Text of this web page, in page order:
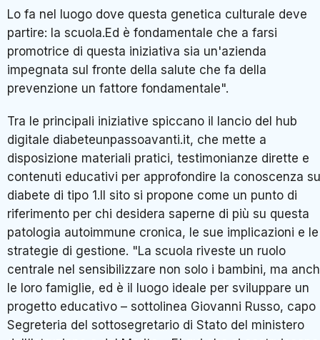
Lo fa nel luogo dove questa genetica culturale deve
partire: la scuola.Ed è fondamentale che a farsi
promotrice di questa iniziativa sia un'azienda
impegnata sul fronte della salute che fa della
prevenzione un fattore fondamentale".
Tra le principali iniziative spiccano il lancio del hub
digitale diabeteunpassoavanti.it, che mette a
disposizione materiali pratici, testimonianze dirette e
contenuti educativi per approfondire la conoscenza
diabete di tipo 1.Il sito si propone come un punto di
riferimento per chi desidera saperne di più su questa
patologia autoimmune cronica, le sue implicazioni e le
strategie di gestione. "La scuola riveste un ruolo
centrale nel sensibilizzare non solo i bambini, ma
le loro famiglie, ed è il luogo ideale per sviluppare un
progetto educativo – sottolinea Giovanni Russo, capo
Segreteria del sottosegretario di Stato del ministero